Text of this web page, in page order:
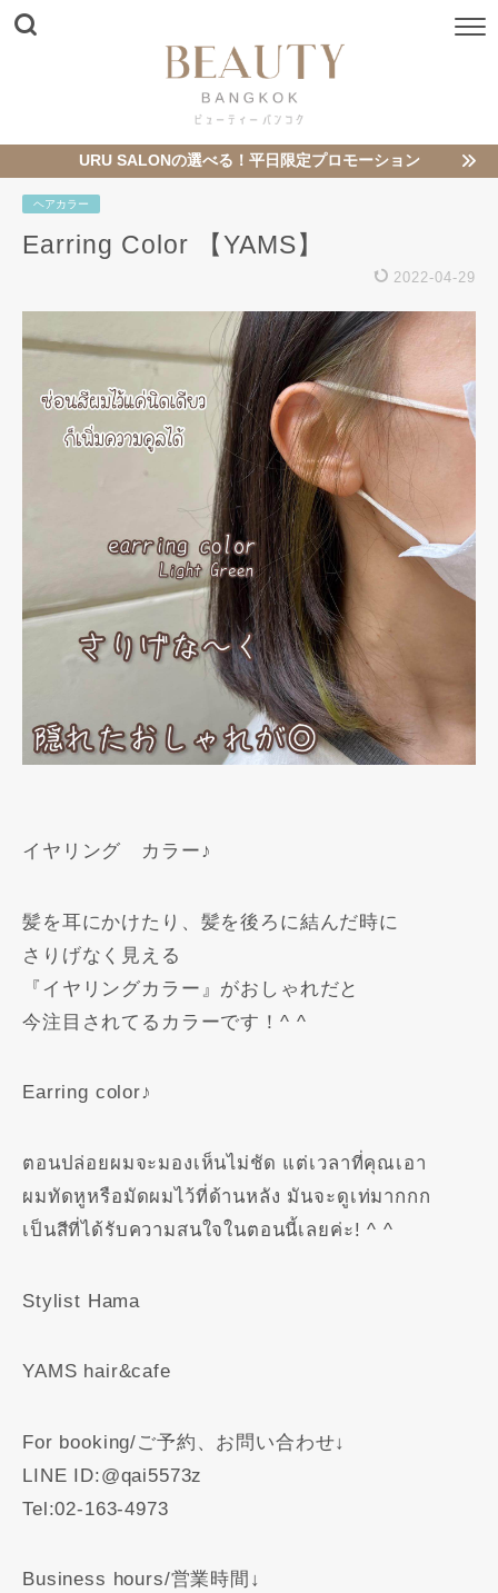
URU SALONの選べる！平日限定プロモーション
ヘアカラー
Earring Color 【YAMS】
2022-04-29
イヤリング カラー♪
髪を耳にかけたり、髪を後ろに結んだ時に
さりげなく見える
『イヤリングカラー』がおしゃれだと
今注目されてるカラーです！^ ^
Earring color♪
ตอนปล่อยผมจะมองเห็นไม่ชัด แต่เวลาที่คุณเอา
ผมทัดหูหรือมัดผมไว้ที่ด้านหลัง มันจะดูเท่มากกก
เป็นสีที่ได้รับความสนใจในตอนนี้เลยค่ะ! ^ ^
Stylist Hama
YAMS hair&cafe
For booking/ご予約、お問い合わせ↓
LINE ID:@qai5573z
Tel:02-163-4973
Business hours/営業時間↓